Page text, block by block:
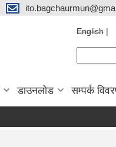
English
डाउनलोड सम्पर्क